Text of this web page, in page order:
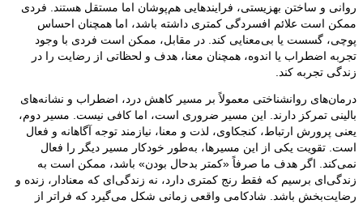
روانی و ساختن بهزیستی، فرایندهایی هم‌پوشان اما مستقل هستند. فردی
ممکن است علائم افسردگی کمتری داشته باشد، اما همچنان احساس
پوچی، گسست یا بی‌معنایی کند. در مقابل، ممکن است فردی با وجود
تجربه اضطراب یا اندوه، همچنان معنا، هدف و لحظاتی از رضایت را در
زندگی تجربه کند.
درمان‌های روانشناختی معمولاً بر مسیر کاهش درد، اضطراب و نشانه‌های
بالینی تمرکز دارند. این مسیر ضروری است، اما کافی نیست. مسیر دوم،
یعنی پرورش ارتباط، کنجکاوی، لذت و معنا، نیازمند توجه آگاهانه و فعال
است. تقویت یکی از این مسیرها، به‌طور خودکار مسیر دیگر را فعال
نمی‌کند. اگر هدف ما صرفاً «کمتر بدحال بودن» باشد، ممکن است به
زندگی‌ای برسیم که فقط رنج کمتری دارد، نه زندگی‌ای که معنادار، زنده و
رضایت‌بخش باشد. شادکامی واقعی زمانی شکل می‌گیرد که فراتر از